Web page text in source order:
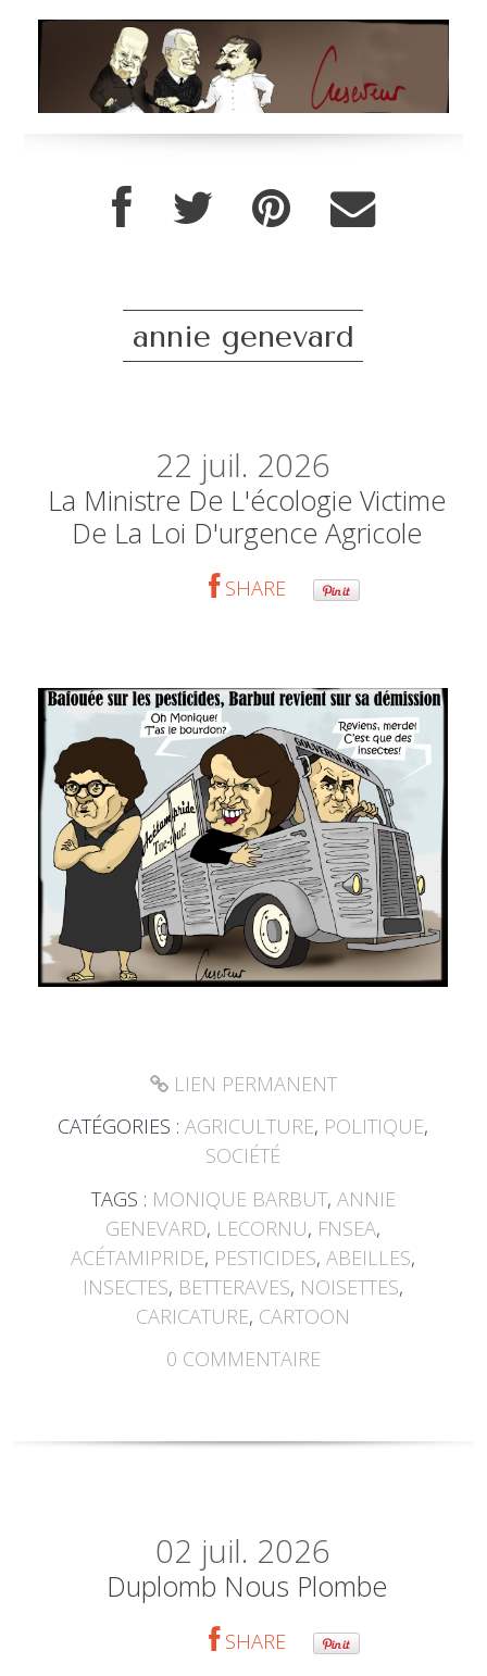
annie genevard
22 juil. 2026
La Ministre De L'écologie Victime
De La Loi D'urgence Agricole
SHARE
LIEN PERMANENT
CATÉGORIES :AGRICULTURE, POLITIQUE,
SOCIÉTÉ
TAGS : MONIQUE BARBUT, ANNIE
GENEVARD, LECORNU, FNSEA,
ACÉTAMIPRIDE, PESTICIDES,ABEILLES,
INSECTES, BETTERAVES, NOISETTES,
CARICATURE, CARTOON
0 COMMENTAIRE
02 juil. 2026
Duplomb Nous Plombe
SHARE